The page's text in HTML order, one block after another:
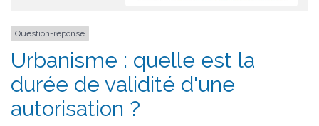
Question-réponse
Urbanisme : quelle est la
durée de validité d'une
autorisation ?